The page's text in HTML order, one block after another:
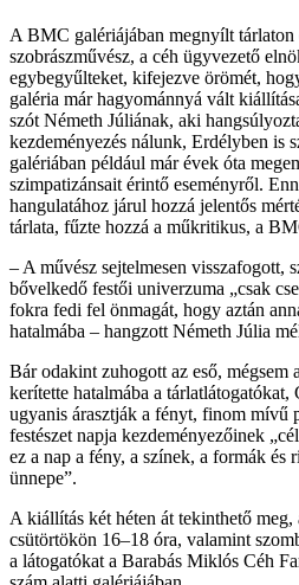
A BMC galériájában megnyílt
szobrászművész, a céh ügyvezető
egybegyűlteket, kifejezve örömét,
galéria már hagyománnyá vált
szót Németh Júliának, aki
kezdeményezés nálunk, Erdélyben is
galériában például már évek óta
szimpatizánsait érintő eseményről.
hangulatához járul hozzá jelentős
tárlata, fűzte hozzá a műkritikus, a
– A művész sejtelmesen visszafogott,
bővelkedő festői univerzuma „csak
fokra fedi fel önmagát, hogy aztán
hatalmába – hangzott Németh Júlia
Bár odakint zuhogott az eső, mégsem
kerítette hatalmába a
ugyanis árasztják a fényt, finom mívű
festészet napja kezdeményezőinek
ez a nap a fény, a színek, a formák és
ünnepe”.
A kiállítás két héten át tekinthető meg,
csütörtökön 16–18 óra, valamint
a látogatókat a Barabás Miklós Céh